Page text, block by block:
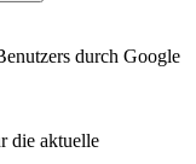
durch Google
die aktuelle